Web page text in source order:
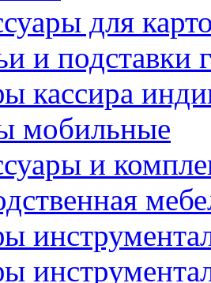
для
и подставки
кассира
мобильные
и